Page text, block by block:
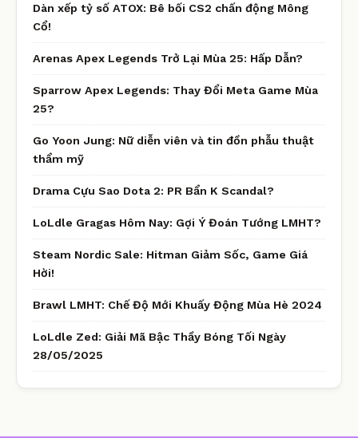
Dàn xếp tỷ số ATOX: Bê bối CS2 chấn động Mông
Cổ!
Arenas Apex Legends Trở Lại Mùa 25: Hấp Dẫn?
Sparrow Apex Legends: Thay Đổi Meta Game Mùa
25?
Go Yoon Jung: Nữ diễn viên và tin đồn phẫu thuật
thẩm mỹ
Drama Cựu Sao Dota 2: PR Bẩn K Scandal?
LoLdle Gragas Hôm Nay: Gợi Ý Đoán Tướng LMHT?
Steam Nordic Sale: Hitman Giảm Sốc, Game Giá
Hời!
Brawl LMHT: Chế Độ Mới Khuấy Động Mùa Hè 2024
LoLdle Zed: Giải Mã Bậc Thầy Bóng Tối Ngày
28/05/2025